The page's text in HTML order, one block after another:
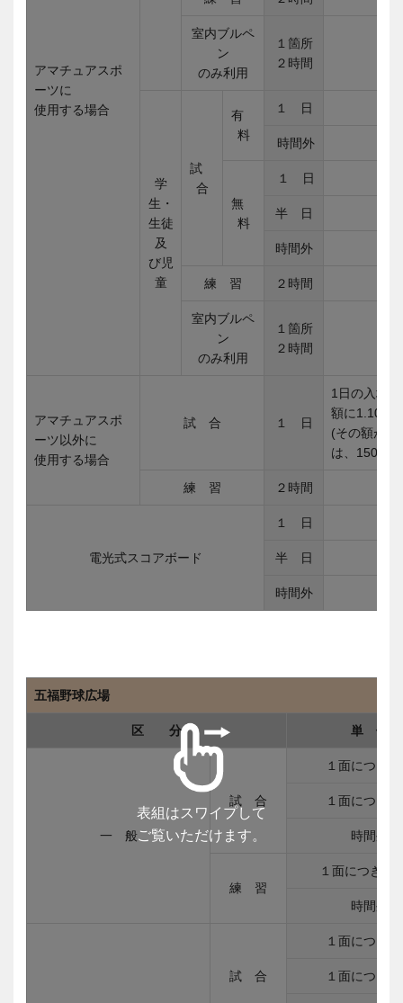
アマチュアスポ
ーツに
使用する場合
室内ブルペ
ン
のみ利用
１箇所
２時間
学
生・
生徒
及
び児
童
試
合
有
料
１ 日
時間外
無
料
１ 日
半 日
時間外
練 習 ２時間
室内ブルペ
ン
のみ利用
１箇所
２時間
アマチュアスポ
ーツ以外に
使用する場合
試 合 １ 日
1日の入場
額に1.10を
(その額が
は、
練 習 ２時間
電光式スコアボード
１ 日
半 日
時間外
五福野球広場
区 分 単 位
一 般
試 合
１面につき
１面につき
時間外
練 習
１面につき２
時間外
試 合
１面につき
１面につき
表組はスワイプして
ご覧いただけます。